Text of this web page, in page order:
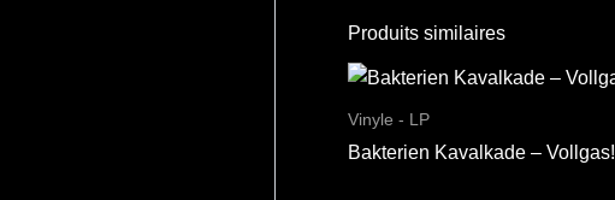
Produits similaires
Vinyle - LP
Bakterien Kavalkade – Vollgas!